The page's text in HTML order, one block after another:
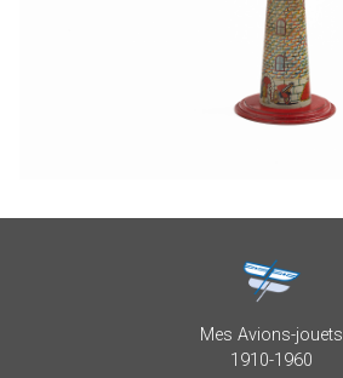
Mes Avions-jouets
1910-1960